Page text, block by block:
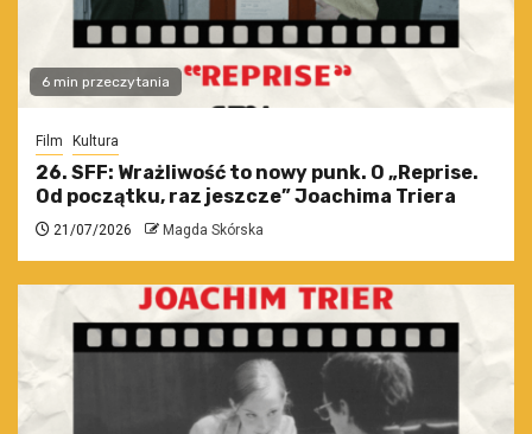
6 min przeczytania
Film Kultura
26. SFF: Wrażliwość to nowy punk. O „Reprise.
Od początku, raz jeszcze” Joachima Triera
21/07/2026 Magda Skórska